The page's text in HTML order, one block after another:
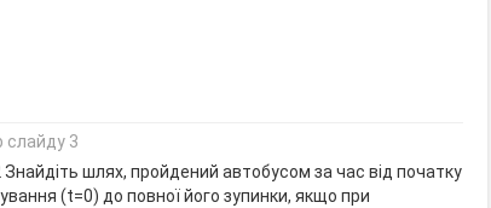
слайду 3
шлях, пройдений автобусом за час від початку
(t=0) до повної його зупинки, якщо при